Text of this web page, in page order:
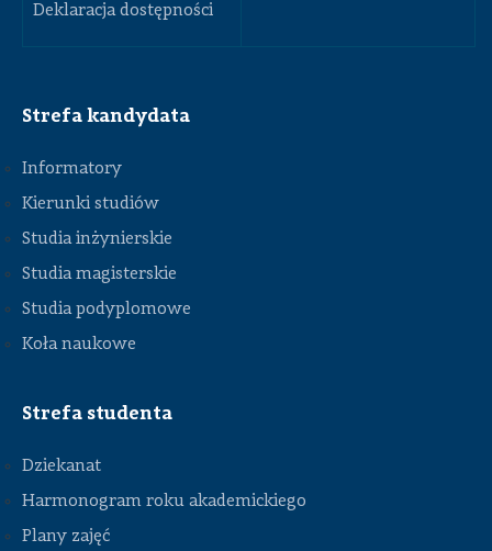
Deklaracja dostępności
STOPKA
Strefa kandydata
Informatory
Kierunki studiów
Studia inżynierskie
Studia magisterskie
Studia podyplomowe
Koła naukowe
Strefa studenta
Dziekanat
Harmonogram roku akademickiego
Plany zajęć